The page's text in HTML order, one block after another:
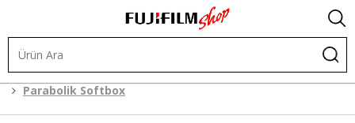
Parabolik Softbox